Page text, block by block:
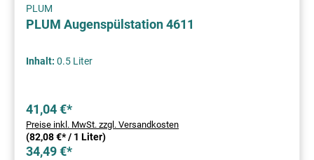
PLUM
PLUM Augenspülstation 4611
Inhalt: 0.5 Liter
41,04 €*
Preise inkl. MwSt. zzgl. Versandkosten
(82,08 €* / 1 Liter)
34,49 €*